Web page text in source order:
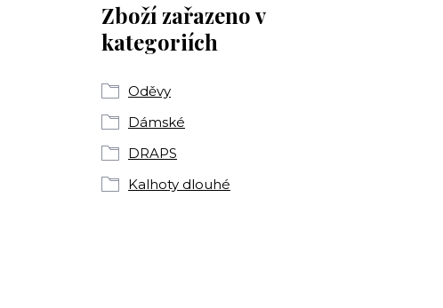
Zboží zařazeno v
kategoriích
Oděvy
Dámské
DRAPS
Kalhoty dlouhé